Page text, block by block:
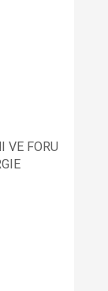
VE FORU